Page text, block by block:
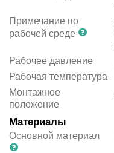
Примечание по
рабочей среде
Рабочее давление
Рабочая температура
Монтажное
положение
Материалы
Основной материал